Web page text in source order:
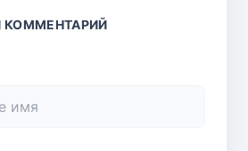
КОММЕНТАРИЙ